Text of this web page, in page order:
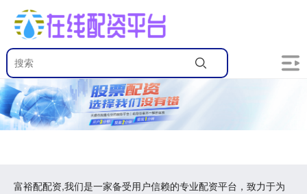
富裕配配资,我们是一家备受用户信赖的专业配资平台，致力于为